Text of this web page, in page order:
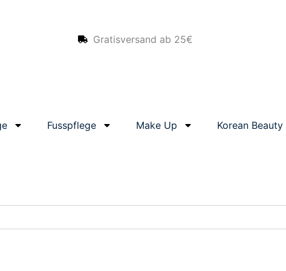
Gratisversand ab 25€
Fusspflege Make Up Korean Beauty